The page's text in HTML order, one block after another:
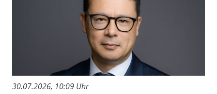
30.07.2026, 10:09 Uhr